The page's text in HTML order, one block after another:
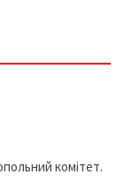
комітет.